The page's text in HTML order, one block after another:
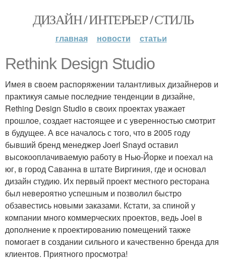
ДИЗАЙН / ИНТЕРЬЕР / СТИЛЬ
главная новости статьи
Rethink Design Studio
Имея в своем распоряжении талантливых дизайнеров и
практикуя самые последние тенденции в дизайне,
Rething Design Studio в своих проектах уважает
прошлое, создает настоящее и с уверенностью смотрит
в будущее. А все началось с того, что в 2005 году
бывший бренд менеджер Joerl Snayd оставил
высокооплачиваемую работу в Нью-Йорке и поехал на
юг, в город Саванна в штате Виргиния, где и основал
дизайн студию. Их первый проект местного ресторана
был невероятно успешным и позволил быстро
обзавестись новыми заказами. Кстати, за спиной у
компании много коммерческих проектов, ведь Joel в
дополнение к проектированию помещений также
помогает в создании сильного и качественно бренда для
клиентов. Приятного просмотра!